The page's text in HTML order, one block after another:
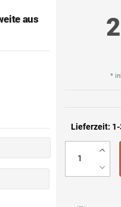
*
Lieferzeit: 1-
aus